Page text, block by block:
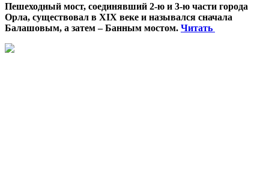
Пешеходный мост, соединявший 2-ю и 3-ю части города
Орла, существовал в XIX веке и назывался сначала
Балашовым, а затем – Банным мостом. Читать